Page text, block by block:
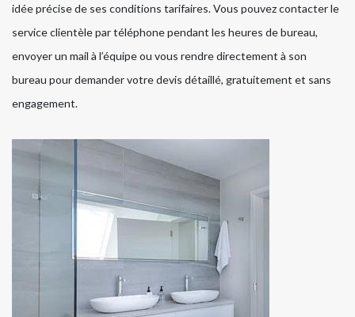
idée précise de ses conditions tarifaires. Vous pouvez contacter le
service clientèle par téléphone pendant les heures de bureau,
envoyer un mail à l’équipe ou vous rendre directement à son
bureau pour demander votre devis détaillé, gratuitement et sans
engagement.